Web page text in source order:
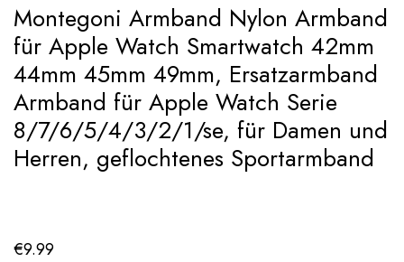
Montegoni Armband Nylon Armband
für Apple Watch Smartwatch 42mm
44mm 45mm 49mm, Ersatzarmband
Armband für Apple Watch Serie
8/7/6/5/4/3/2/1/se, für Damen und
Herren, geflochtenes Sportarmband
€9.99